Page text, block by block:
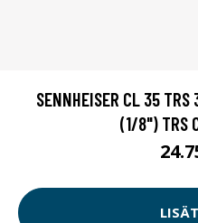
SENNHEISER CL 35
(1/8") TRS